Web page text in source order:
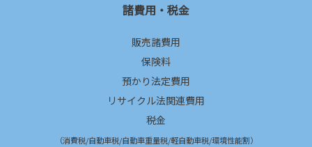
諸費用・税金
販売諸費用
保険料
預かり法定費用
リサイクル法関連費用
税金
（消費税/自動車税/自動車重量税/軽自動車税/環境性能割）